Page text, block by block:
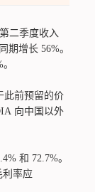
二季度收入
期增长 56%。
此前预留的价
向中国以外
和 72.7%。
利率应